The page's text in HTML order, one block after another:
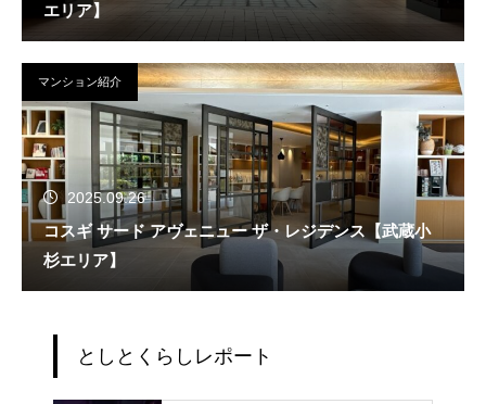
エリア】
マンション紹介
2025.09.26
コスギ サード アヴェニュー ザ・レジデンス【武蔵小
杉エリア】
としとくらしレポート